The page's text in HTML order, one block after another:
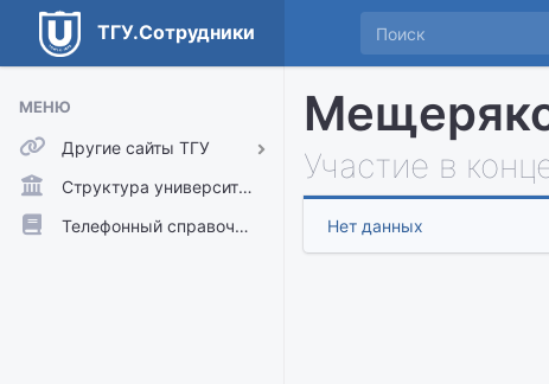
ТГУ.Сотрудники
МЕНЮ
Другие сайты ТГУ
ТГУ.Аккаунты
ТГУ.Расписание
Структура университета
Телефонный справочник
Участие в
Нет данных